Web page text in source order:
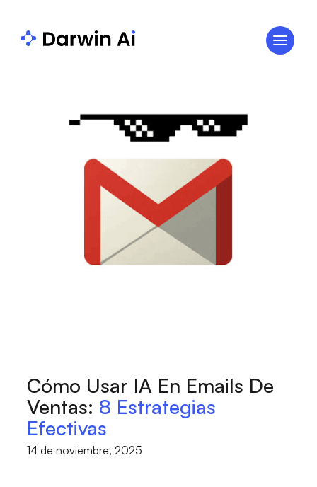
Cómo Usar IA En Emails De
Ventas: 8 Estrategias
Efectivas
14 de noviembre, 2025